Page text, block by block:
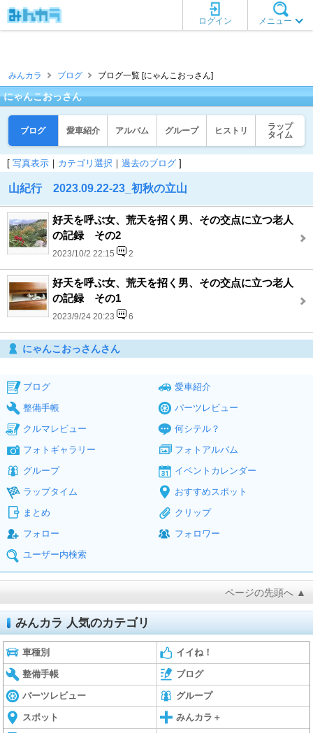
メニュー
ログイン
みんカラ ブログ ブログ一覧 [にゃんこおっさん]
にゃんこおっさん
ブログ 愛車紹介 アルバム グループ ヒストリ
ラップ
タイム
[ 写真表示 ｜ カテゴリ選択 ｜ 過去のブログ ]
山紀行 2023.09.22-23_初秋の立山
好天を呼ぶ女、荒天を招く男、その交点に立つ老人
の記録 その2
2023/10/2 22:15 2
好天を呼ぶ女、荒天を招く男、その交点に立つ老人
の記録 その1
2023/9/24 20:23 6
にゃんこおっさんさん
ブログ
愛車紹介
整備手帳
パーツレビュー
クルマレビュー
何シテル？
フォトギャラリー
フォトアルバム
グループ
イベントカレンダー
ラップタイム
おすすめスポット
まとめ
クリップ
フォロー
フォロワー
ユーザー内検索
ページの先頭へ ▲
みんカラ 人気のカテゴリ
車種別 イイね！
整備手帳 ブログ
パーツレビュー グループ
スポット みんカラ＋